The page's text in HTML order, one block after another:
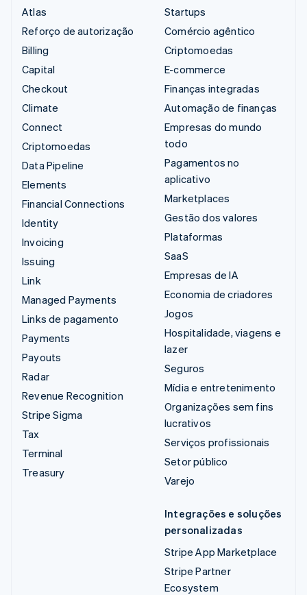
Atlas
Reforço de autorização
Billing
Capital
Checkout
Climate
Connect
Criptomoedas
Data Pipeline
Elements
Financial Connections
Identity
Invoicing
Issuing
Link
Managed Payments
Links de pagamento
Payments
Payouts
Radar
Revenue Recognition
Stripe Sigma
Tax
Terminal
Treasury
Startups
Comércio agêntico
Criptomoedas
E-commerce
Finanças integradas
Automação de finanças
Empresas do mundo
todo
Pagamentos no
aplicativo
Marketplaces
Gestão dos valores
Plataformas
SaaS
Empresas de IA
Economia de criadores
Jogos
Hospitalidade, viagens e
lazer
Seguros
Mídia e entretenimento
Organizações sem fins
lucrativos
Serviços profissionais
Setor público
Varejo
Integrações e soluções
personalizadas
Stripe App Marketplace
Stripe Partner
Ecosystem